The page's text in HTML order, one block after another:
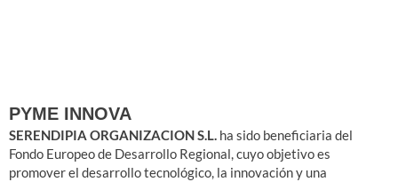
PYME INNOVA
SERENDIPIA ORGANIZACION S.L. ha sido beneficiaria del
Fondo Europeo de Desarrollo Regional, cuyo objetivo es
promover el desarrollo tecnológico, la innovación y una